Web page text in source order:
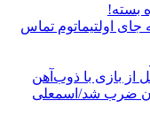
بسته!
جای اولتیماتوم تماس
از بازی با ذوب‌آهن
ضرب شد/اسمعلی